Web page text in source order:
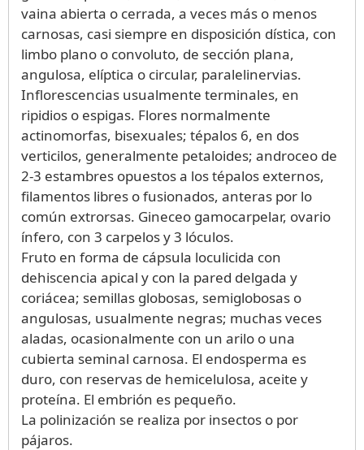
vaina abierta o cerrada, a veces más o menos
carnosas, casi siempre en disposición dística, con
limbo plano o convoluto, de sección plana,
angulosa, elíptica o circular, paralelinervias.
Inflorescencias usualmente terminales, en
ripidios o espigas. Flores normalmente
actinomorfas, bisexuales; tépalos 6, en dos
verticilos, generalmente petaloides; androceo de
2-3 estambres opuestos a los tépalos externos,
filamentos libres o fusionados, anteras por lo
común extrorsas. Gineceo gamocarpelar, ovario
ínfero, con 3 carpelos y 3 lóculos.
Fruto en forma de cápsula loculicida con
dehiscencia apical y con la pared delgada y
coriácea; semillas globosas, semiglobosas o
angulosas, usualmente negras; muchas veces
aladas, ocasionalmente con un arilo o una
cubierta seminal carnosa. El endosperma es
duro, con reservas de hemicelulosa, aceite y
proteína. El embrión es pequeño.
La polinización se realiza por insectos o por
pájaros.